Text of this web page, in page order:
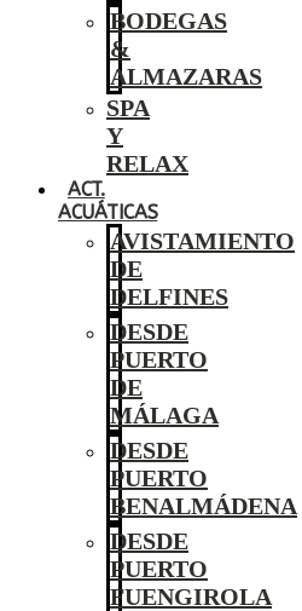
BODEGAS
&
ALMAZARAS
SPA
Y
RELAX
ACT.
ACUÁTICAS
AVISTAMIENTO
DE
DELFINES
DESDE
PUERTO
DE
MÁLAGA
DESDE
PUERTO
BENALMÁDENA
DESDE
PUERTO
FUENGIROLA